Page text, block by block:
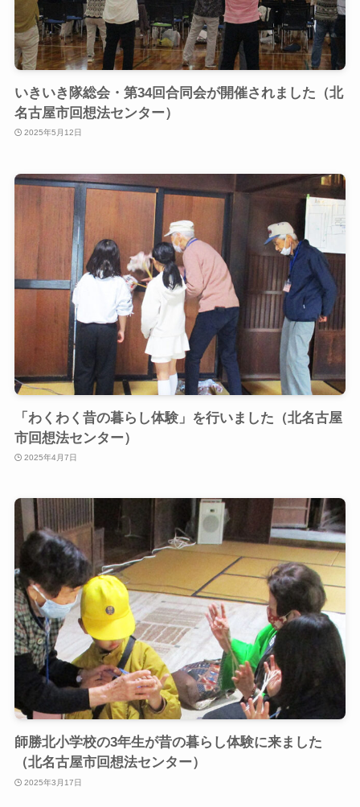
いきいき隊総会・第34回合同会が開催されました（北
名古屋市回想法センター）
2025年5月12日
「わくわく昔の暮らし体験」を行いました（北名古屋
市回想法センター）
2025年4月7日
師勝北小学校の3年生が昔の暮らし体験に来ました
（北名古屋市回想法センター）
2025年3月17日